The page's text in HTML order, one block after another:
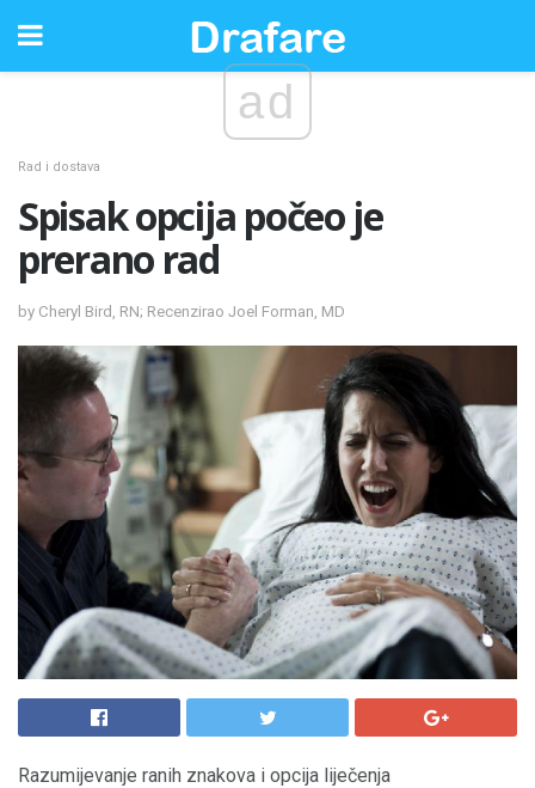
ad
Rad i dostava
Spisak opcija počeo je
prerano rad
by Cheryl Bird, RN; Recenzirao Joel Forman, MD
Razumijevanje ranih znakova i opcija liječenja